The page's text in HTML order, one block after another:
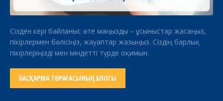
Сізден кері байланыс өте маңызды – ұсыныстар жасаңыз,
пікірлермен бөлісіңіз, жауаптар жазыңыз. Сіздің барлық
пікірлеріңізді мен міндетті түрде оқимын.
БАСҚАРМА ТӨРАҒАСЫНЫҢ БЛОГЫ